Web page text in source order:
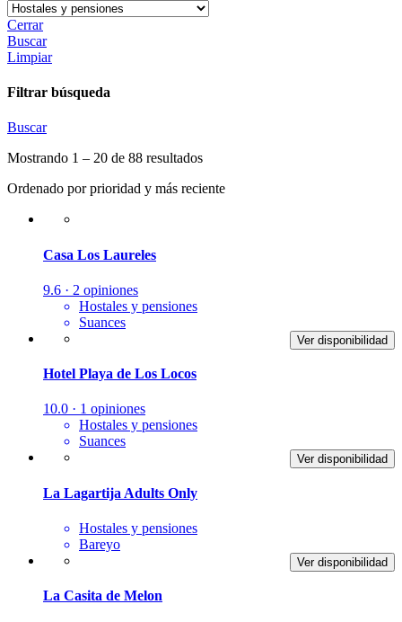
Cerrar
Buscar
Limpiar
Filtrar búsqueda
Buscar
Mostrando 1 – 20 de 88 resultados
Ordenado por prioridad y más reciente
Casa Los Laureles
9.6 · 2 opiniones
Hostales y pensiones
Suances
Ver disponibilidad
Hotel Playa de Los Locos
10.0 · 1 opiniones
Hostales y pensiones
Suances
Ver disponibilidad
La Lagartija Adults Only
Hostales y pensiones
Bareyo
Ver disponibilidad
La Casita de Melon